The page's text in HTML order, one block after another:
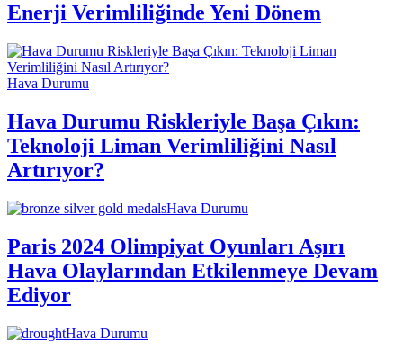
Enerji Verimliliğinde Yeni Dönem
Hava Durumu
Hava Durumu Riskleriyle Başa Çıkın:
Teknoloji Liman Verimliliğini Nasıl
Artırıyor?
Hava Durumu
Paris 2024 Olimpiyat Oyunları Aşırı
Hava Olaylarından Etkilenmeye Devam
Ediyor
Hava Durumu